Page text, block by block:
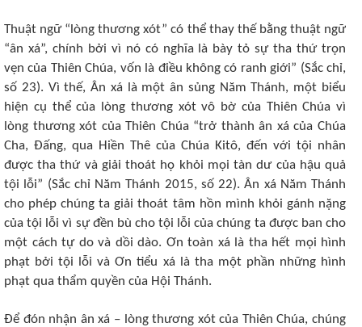
Thuật ngữ “lòng thương xót” có thể thay thế bằng thuật ngữ
“ân xá”, chính bởi vì nó có nghĩa là bày tỏ sự tha thứ trọn
vẹn của Thiên Chúa, vốn là điều không có ranh giới” (Sắc chỉ,
số 23). Vì thế, Ân xá là một ân sủng Năm Thánh, một biểu
hiện cụ thể của lòng thương xót vô bờ của Thiên Chúa vì
lòng thương xót của Thiên Chúa “trở thành ân xá của Chúa
Cha, Đấng, qua Hiền Thê của Chúa Kitô, đến với tội nhân
được tha thứ và giải thoát họ khỏi mọi tàn dư của hậu quả
tội lỗi” (Sắc chỉ Năm Thánh 2015, số 22). Ân xá Năm Thánh
cho phép chúng ta giải thoát tâm hồn mình khỏi gánh nặng
của tội lỗi vì sự đền bù cho tội lỗi của chúng ta được ban cho
một cách tự do và dồi dào. Ơn toàn xá là tha hết mọi hình
phạt bởi tội lỗi và Ơn tiểu xá là tha một phần những hình
phạt qua thẩm quyền của Hội Thánh.
Để đón nhận ân xá – lòng thương xót của Thiên Chúa, chúng